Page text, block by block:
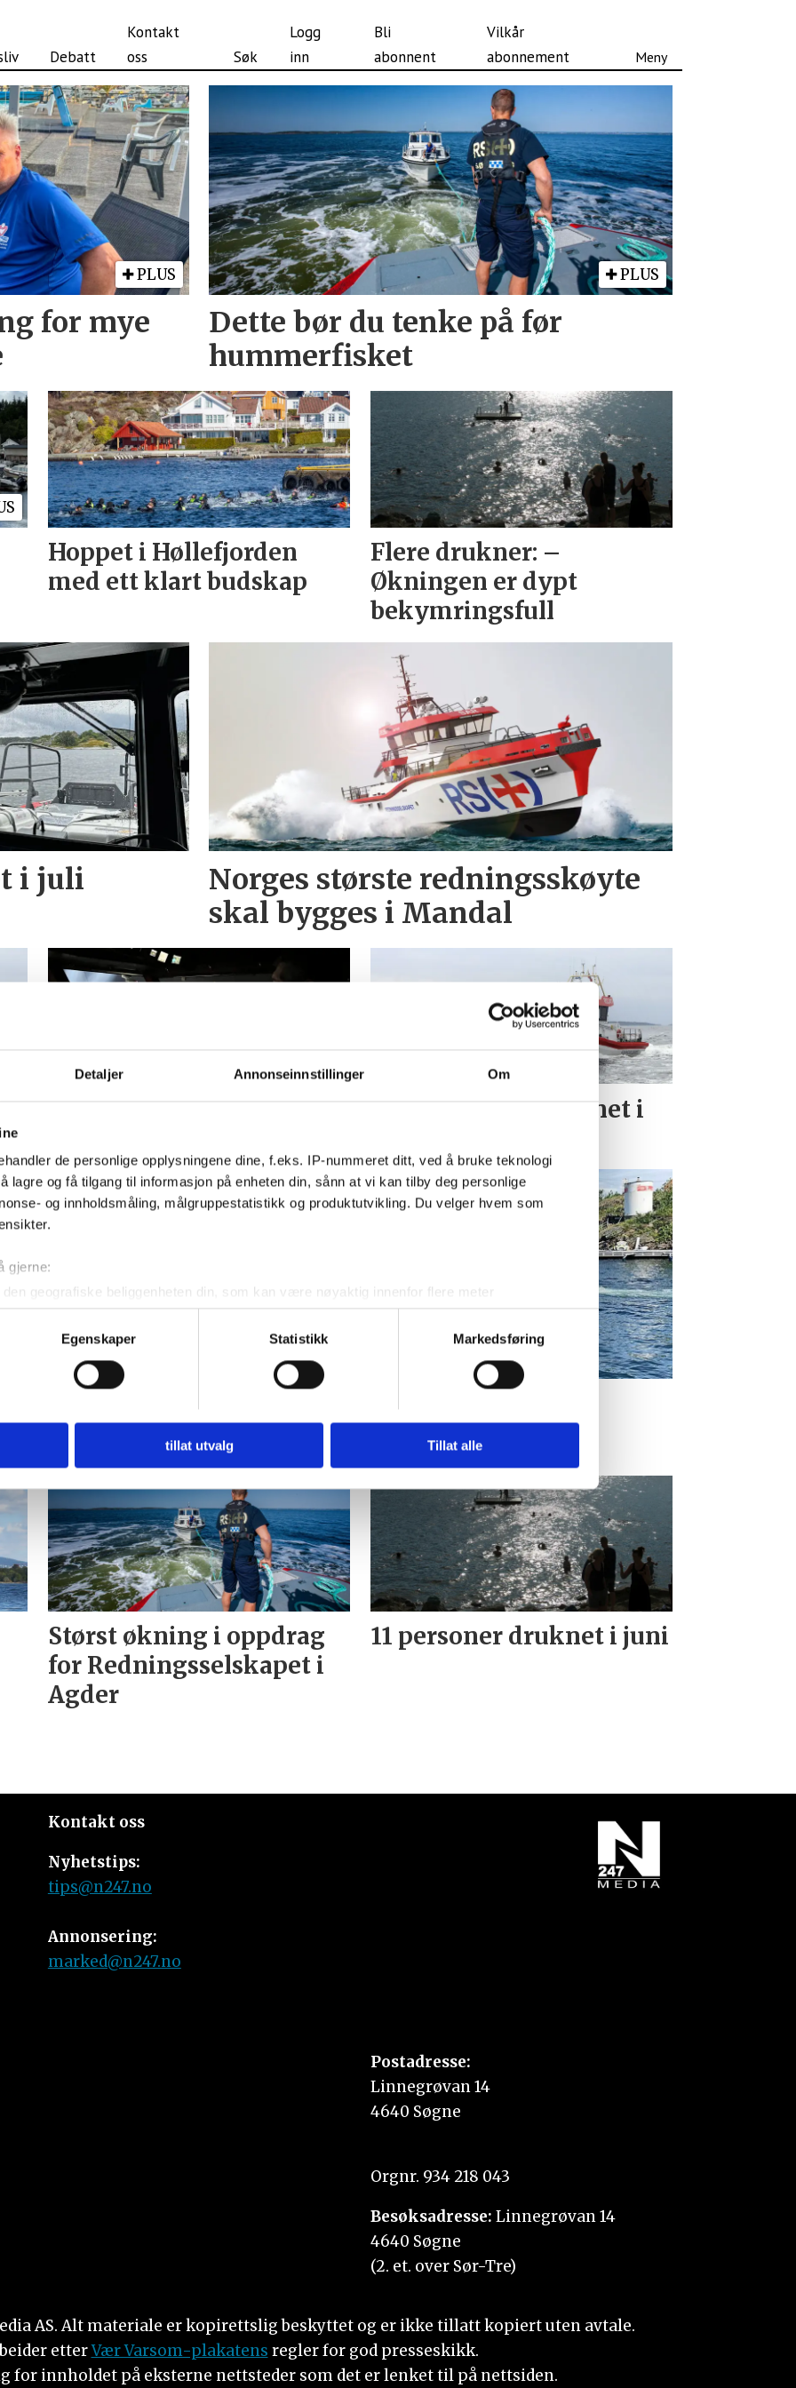
Detaljer Annonseinnstillinger Om
de personlige opplysningene dine, f.eks. IP-nummeret ditt, ved å bruke teknologi
lagre og få tilgang til informasjon på enheten din, sånn at vi kan tilby deg personlige
og innholdsmåling, målgruppestatistikk og produktutvikling. Du velger hvem som
gjerne:
den geografiske beliggenheten din, som kan være nøyaktig innenfor flere meter
å aktivt skanne den for bestemte karakteristikker (fingeravtrykk)
hvordan dine personlige data behandles og hvordan du kan velge hvordan de skal brukes.
trekke tilbake ditt samtykke fra erklæringen om informasjonskapsler.
dessuten informasjon om hvordan du bruker nettstedet vårt, med partnerne våre innen
analysearbeid, som kan kombinere den med annen informasjon du har gjort tilgjengelig for
gjennom din bruk av tjenestene deres.
Egenskaper Statistikk Markedsføring
tillat utvalg Tillat alle
Debatt
Kontakt
oss
Søk
Logg
inn
Bli
abonnent
Vilkår
abonnement
PLUS
for mye
PLUS
Dette bør du tenke på før
hummerfisket
Hoppet i Høllefjorden
med ett klart budskap
Flere drukner: –
Økningen er dypt
bekymringsfull
i juli
Norges største redningsskøyte
skal bygges i Mandal
20 personer druknet i
Åtte personer druknet i
Tre personer druknet i
november
Størst økning i oppdrag
for Redningsselskapet i
Agder
11 personer druknet i juni
Kontakt oss
Nyhetstips:
tips@n247.no
Annonsering:
marked@n247.no
Postadresse:
Linnegrøvan 14
4640 Søgne
Orgnr. 934 218 043
Besøksadresse: Linnegrøvan 14
4640 Søgne
(2. et. over Sør-Tre)
AS. Alt materiale er kopirettslig beskyttet og er ikke tillatt kopiert uten avtale.
etterVær Varsom-plakatens regler for god presseskikk.
for innholdet på eksterne nettsteder som det er lenket til på nettsiden.